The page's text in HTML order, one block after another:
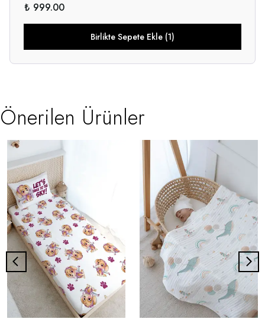
₺ 999.00
Birlikte Sepete Ekle (1)
Önerilen Ürünler